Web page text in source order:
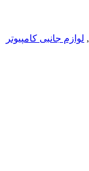
, لوازم جانبی کامپیوتر